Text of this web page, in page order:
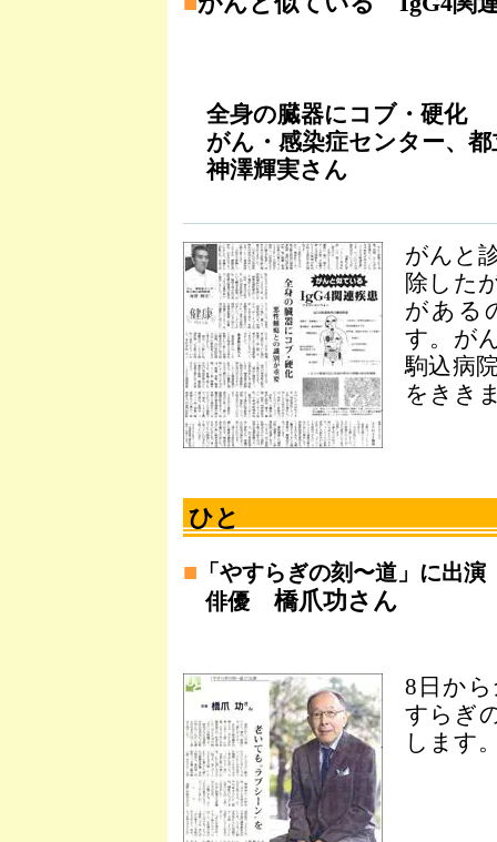
全身の臓器にコブ・硬化
がん・感染症センター、都
神澤輝実さん
がんと
除した
がある
す。が
駒込病
をきき
ひと
■ 「やすらぎの刻〜道」に出演
俳優 橋爪功さん
8日か
すらぎ
します